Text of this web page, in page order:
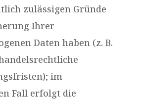
zulässigen Gründe
Ihrer
Daten haben (z. B.
im
Fall erfolgt die